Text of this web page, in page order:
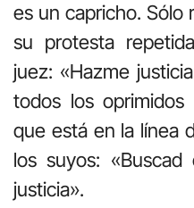
es un capricho. Sólo
su protesta
juez: «Hazme
todos los
que está en la línea
los suyos:
justicia».